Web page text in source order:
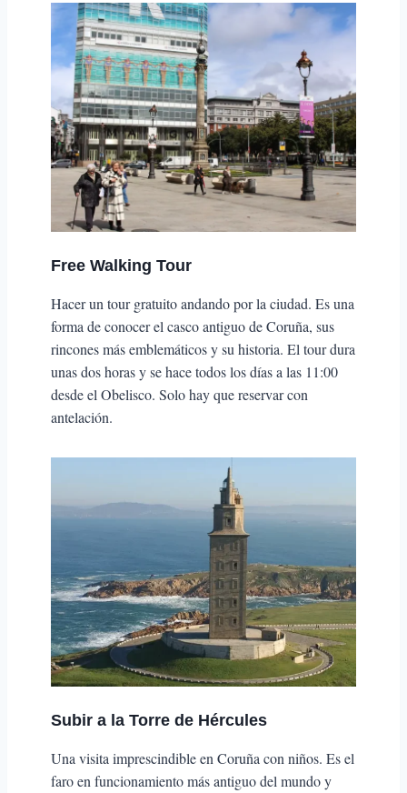
Free Walking Tour
Hacer un tour gratuito andando por la ciudad. Es una
forma de conocer el casco antiguo de Coruña, sus
rincones más emblemáticos y su historia. El tour dura
unas dos horas y se hace todos los días a las 11:00
desde el Obelisco. Solo hay que reservar con
antelación.
Subir a la Torre de Hércules
Una visita imprescindible en Coruña con niños. Es el
faro en funcionamiento más antiguo del mundo y